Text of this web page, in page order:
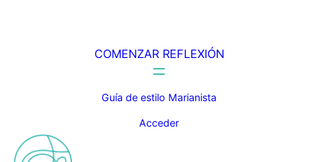
COMENZAR REFLEXIÓN
Guía de estilo Marianista
Acceder